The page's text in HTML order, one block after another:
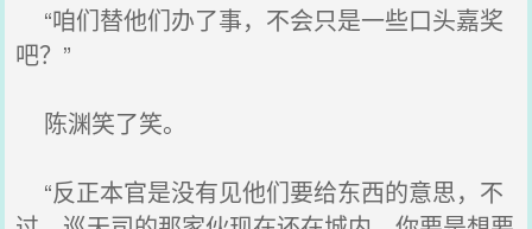
“咱们替他们办了事，不会只是一些口头嘉奖
吧？”
陈渊笑了笑。
“反正本官是没有见他们要给东西的意思，不